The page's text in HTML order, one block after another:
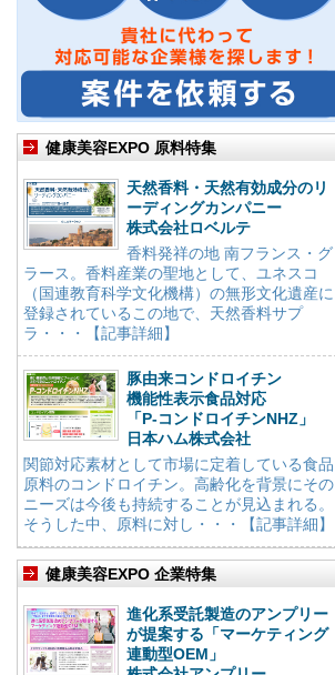
健康美容EXPO 原料特集
天然香料・天然有効成分のリ
ーディングカンパニー
株式会社ロベルテ
香料発祥の地 南フランス・グ
ラース。香料産業の聖地として、ユネスコ
（国連教育科学文化機構）の無形文化遺産に
登録されているこの地で、天然香料サプ
ラ・・・【記事詳細】
豚由来コンドロイチン
機能性表示食品対応
「P-コンドロイチンNHZ」
日本ハム株式会社
関節対応素材として市場に定着している食品
原料のコンドロイチン。高齢化を背景にその
ニーズは今後も持続することが見込まれる。
そうした中、原料に対し・・・【記事詳細】
健康美容EXPO 企業特集
進化系受託製造のアンプリー
が提案する「マーケティング
連動型OEM」